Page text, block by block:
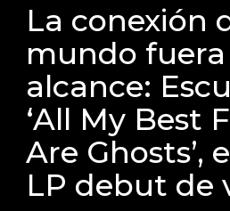
La conexión
mundo
alcance:
‘All My Best
Are Ghosts’,
LP debut de